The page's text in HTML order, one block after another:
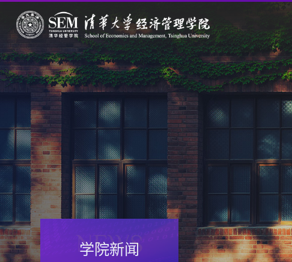
学院新闻
NEWS